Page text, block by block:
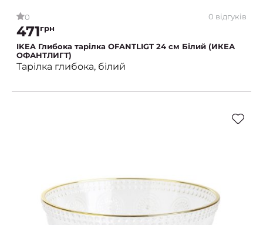
0 0 відгуків
471грн
IKEA Глибока тарілка OFANTLIGT 24 см Білий (ИКЕА
ОФАНТЛИГТ)
Тарілка глибока, білий